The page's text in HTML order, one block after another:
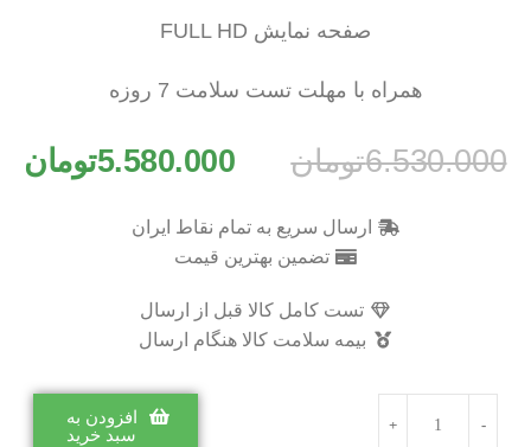
صفحه نمایش FULL HD
همراه با مهلت تست سلامت 7 روزه
6.530.000تومان 5.580.000تومان
ارسال سریع به تمام نقاط ایران
تضمین بهترین قیمت
تست کامل کالا قبل از ارسال
بیمه سلامت کالا هنگام ارسال
افزودن به
سبد خرید